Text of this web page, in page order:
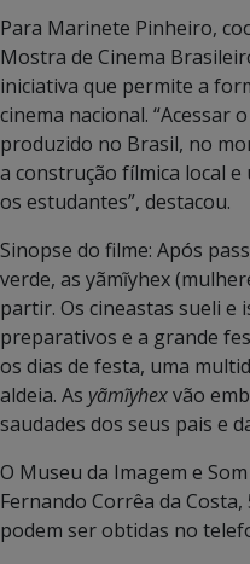
Para Marinete Pinheiro,
Mostra de Cinema
iniciativa que permite a
cinema nacional. “Acessar
produzido no Brasil, no
a construção fílmica local
os estudantes”, destacou.
Sinopse do filme: Após
verde, as yãmĩyhex
partir. Os cineastas sueli e
preparativos e a grande
os dias de festa, uma
aldeia. As yãmĩyhexvão
saudades dos seus pais e
O Museu da Imagem e
Fernando Corrêa da
podem ser obtidas no